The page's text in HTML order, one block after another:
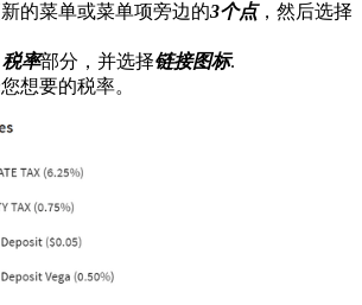
的菜单或菜单项旁边的3个点，然后选择
率部分，并选择链接图标.
想要的税率。